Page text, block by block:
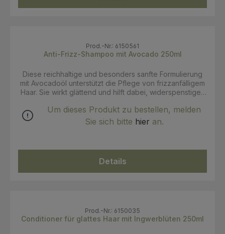
das Haar mit einem warmen, feuchten Handtuch
Prod.-Nr.: 6150561
Anti-Frizz-Shampoo mit Avocado 250ml
Diese reichhaltige und besonders sanfte Formulierung
mit Avocadoöl unterstützt die Pflege von frizzanfälligem
Haar. Sie wirkt glättend und hilft dabei, widerspenstiges
geschmeidiger und lässt sich leichter stylen. Als Teil der
Bio Beauty Routine für frizzanfälliges Haar ergänzt das
wiederholen. Für optimale Ergebnisse regelmäßig
anwenden.
Um dieses Produkt zu bestellen, melden
Sie sich bitte hier an.
Details
Prod.-Nr.: 6150035
Conditioner für glattes Haar mit Ingwerblüten 250ml